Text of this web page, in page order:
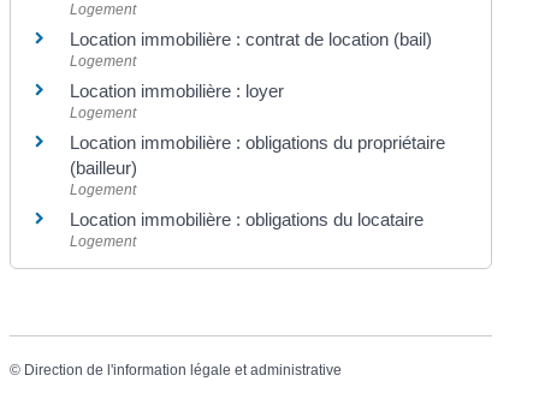
Logement
Location immobilière : contrat de location (bail)
Logement
Location immobilière : loyer
Logement
Location immobilière : obligations du propriétaire
(bailleur)
Logement
Location immobilière : obligations du locataire
Logement
© Direction de l'information légale et administrative